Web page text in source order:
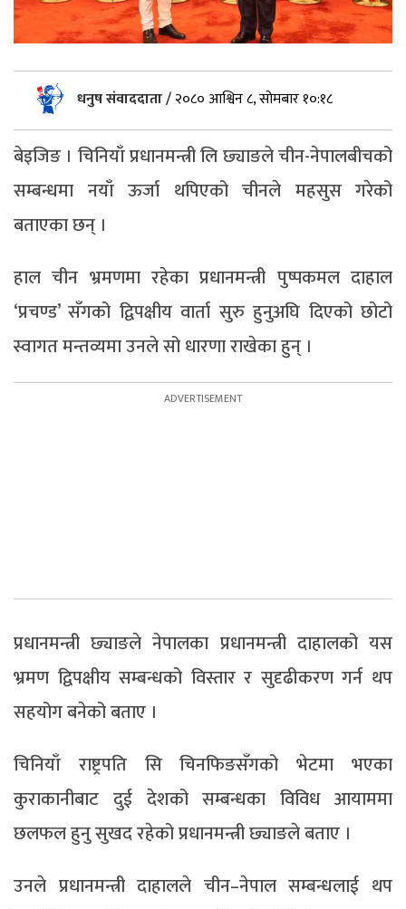
धनुष संवाददाता/२०८० आश्विन ८, सोमबार १०:१८
बेइजिङ । चिनियाँ प्रधानमन्त्री लि छ्याङले चीन-नेपालबीचको
सम्बन्धमा नयाँ ऊर्जा थपिएको चीनले महसुस गरेको
बताएका छन् ।
हाल चीन भ्रमणमा रहेका प्रधानमन्त्री पुष्पकमल दाहाल
‘प्रचण्ड’ सँगको द्विपक्षीय वार्ता सुरु हुनुअघि दिएको छोटो
स्वागत मन्तव्यमा उनले सो धारणा राखेका हुन् ।
प्रधानमन्त्री छ्याङले नेपालका प्रधानमन्त्री दाहालको यस
भ्रमण द्विपक्षीय सम्बन्धको विस्तार र सुदृढीकरण गर्न थप
सहयोग बनेको बताए ।
चिनियाँ राष्ट्रपति सि चिनफिङसँगको भेटमा भएका
कुराकानीबाट दुई देशको सम्बन्धका विविध आयाममा
छलफल हुनु सुखद रहेको प्रधानमन्त्री छ्याङले बताए ।
उनले प्रधानमन्त्री दाहालले चीन–नेपाल सम्बन्धलाई थप